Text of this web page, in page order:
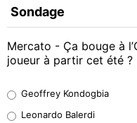
Sondage
Mercato - Ça bouge à
joueur à partir cet été ?
38%
Geoffrey Kondogbia
Leonardo Balerdi